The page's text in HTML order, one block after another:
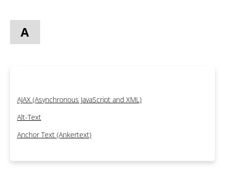
A
AJAX (Asynchronous JavaScript and XML)
Alt-Text
Anchor Text (Ankertext)